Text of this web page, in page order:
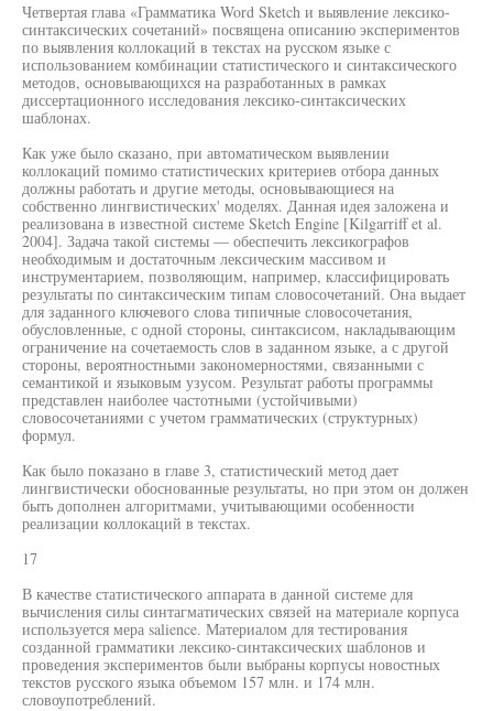
Четвертая глава «Грамматика Word Sketch и выявление лексико-
синтаксических сочетаний» посвящена описанию экспериментов
по выявления коллокаций в текстах на русском языке с
использованием комбинации статистического и синтаксического
методов, основывающихся на разработанных в рамках
диссертационного исследования лексико-синтаксических
шаблонах.
Как уже было сказано, при автоматическом выявлении
коллокаций помимо статистических критериев отбора данных
должны работать и другие методы, основывающиеся на
собственно лингвистических' моделях. Данная идея заложена и
реализована в известной системе Sketch Engine [Kilgarriff et al.
2004]. Задача такой системы — обеспечить лексикографов
необходимым и достаточным лексическим массивом и
инструментарием, позволяющим, например, классифицировать
результаты по синтаксическим типам словосочетаний. Она выдает
для заданного ключевого слова типичные словосочетания,
обусловленные, с одной стороны, синтаксисом, накладывающим
ограничение на сочетаемость слов в заданном языке, а с другой
стороны, вероятностными закономерностями, связанными с
семантикой и языковым узусом. Результат работы программы
представлен наиболее частотными (устойчивыми)
словосочетаниями с учетом грамматических (структурных)
формул.
Как было показано в главе 3, статистический метод дает
лингвистически обоснованные результаты, но при этом он должен
быть дополнен алгоритмами, учитывающими особенности
реализации коллокаций в текстах.
17
В качестве статистического аппарата в данной системе для
вычисления силы синтагматических связей на материале корпуса
используется мера salience. Материалом для тестирования
созданной грамматики лексико-синтаксических шаблонов и
проведения экспериментов были выбраны корпусы новостных
текстов русского языка объемом 157 млн. и 174 млн.
словоупотреблений.